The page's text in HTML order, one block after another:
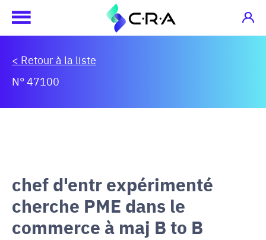
< Retour à la liste
N° 47100
chef d'entr expérimenté
cherche PME dans le
commerce à maj B to B